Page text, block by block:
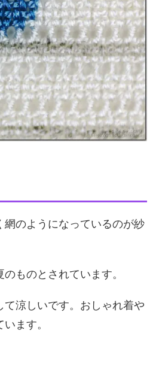
網のようになっているのが紗
ものとされています。
涼しいです。おしゃれ着や
ます。